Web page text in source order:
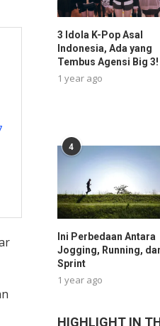
3 Idola K-Pop Asal
Indonesia, Ada yang
Tembus Agensi Big 3!
1 year ago
4
Ini Perbedaan Antara
Jogging, Running,
Sprint
1 year ago
HIGHLIGHT IN